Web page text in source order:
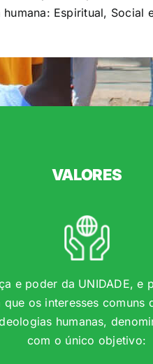
Espiritual, Social
VALORES
e poder da UNIDADE, e
os interesses comuns
humanas,
com o único objetivo: